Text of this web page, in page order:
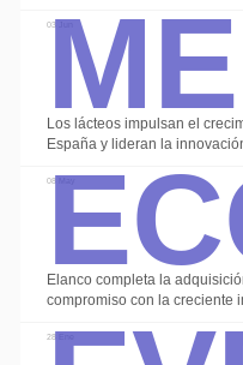
03 Jun
Los lácteos impulsan el
España y lideran la
08 May
Elanco completa la
compromiso con la creciente
28 Ene